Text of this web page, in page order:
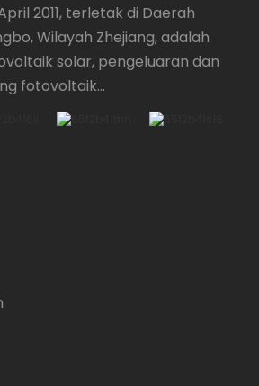
2011, terletak di Daerah
Wilayah Zhejiang, adalah
solar, pengeluaran dan
fotovoltaik...